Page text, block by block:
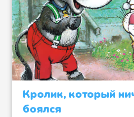
Кролик, который
боялся